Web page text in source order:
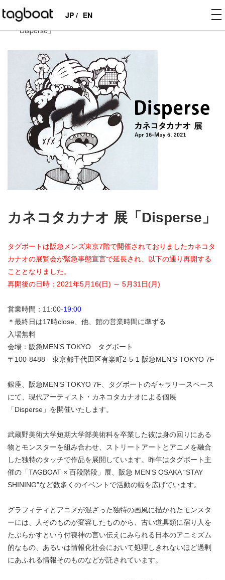
JP / EN
tagboat>EXHIBITIONS>
「Disperse」
カネコタカナオ 展「Disperse」
タグボートは阪急メンズ東京7階で開催されておりましたカネコタ
カナオの展覧会が緊急事態宣言で延長され、以下の通り再開する
こととなりました。
再開後の日時：2021年5月16(日) ～ 5月31日(月)
営業時間：11:00-19:00
＊最終日は17時close、他、館の営業時間に準ずる
入場無料
会場：阪急MEN’S TOKYO タグボート
〒100-8488 東京都千代田区有楽町2-5-1 阪急MEN’S TOKYO 7F
銀座、阪急MEN’S TOKYO 7F、タグボートのギャラリースペース
にて、現代アーティスト・カネコタカナオによる個展
「Disperse」を開催いたします。
武蔵野美術大学短期大学部美術科を卒業した彼は身の回りにある
物とモンスターを組み合わせ、ストリートアートとアニメを融合
した独特のタッチで作品を展開しています。昨年はタグボート主
催の「TAGBOAT × 百段階段」展、阪急 MEN’S OSAKA “STAY
SHINING”など数多くのイベントで活動の幅を広げています。
グラフィティとアニメが混ざった独特の画風に描かれたモンスタ
ーには、人そのものが変容したものから、古い道具類に宿り人を
たぶらかすという付喪神の言い伝えにみられる日本のアニミズム
的なもの、あるいは情報化社会において処理しきれないほど過剰
にあふれる情報そのものなどが託されています。